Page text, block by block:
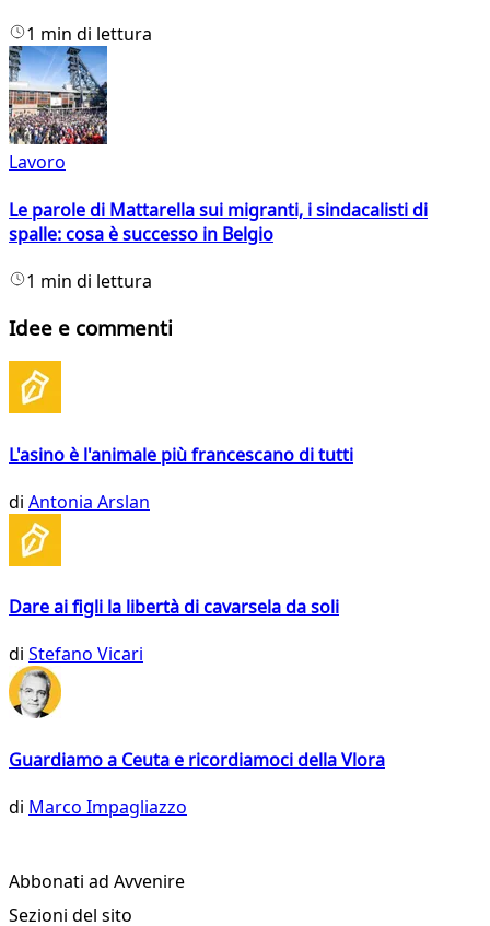
1 min di lettura
Lavoro
Le parole di Mattarella sui migranti, i sindacalisti di
spalle: cosa è successo in Belgio
1 min di lettura
Idee e commenti
L'asino è l'animale più francescano di tutti
di Antonia Arslan
Dare ai figli la libertà di cavarsela da soli
di Stefano Vicari
Guardiamo a Ceuta e ricordiamoci della Vlora
di Marco Impagliazzo
Abbonati ad Avvenire
Sezioni del sito